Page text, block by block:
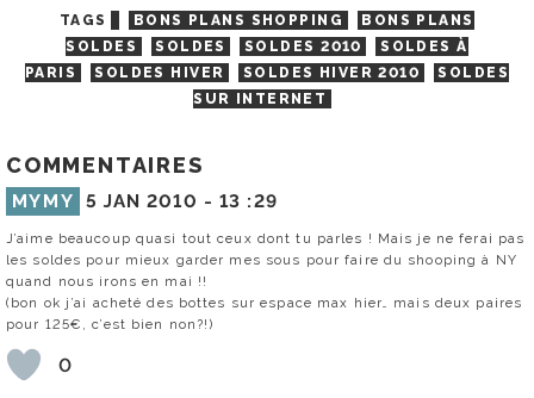
TAGS BONS PLANS SHOPPING
BONS PLANS
SOLDES
SOLDES SOLDES 2010
SOLDES À
PARIS
SOLDES HIVER SOLDES HIVER 2010
SOLDES
SUR INTERNET
COMMENTAIRES
MYMY 5 JAN 2010 -13 :29
J’aime beaucoup quasi tout ceux dont tu parles ! Mais je ne ferai pas
les soldes pour mieux garder mes sous pour faire du shooping à NY
quand nous irons en mai !!
(bon ok j’ai acheté des bottes sur espace max hier… mais deux paires
pour 125€, c’est bien non?!)
0